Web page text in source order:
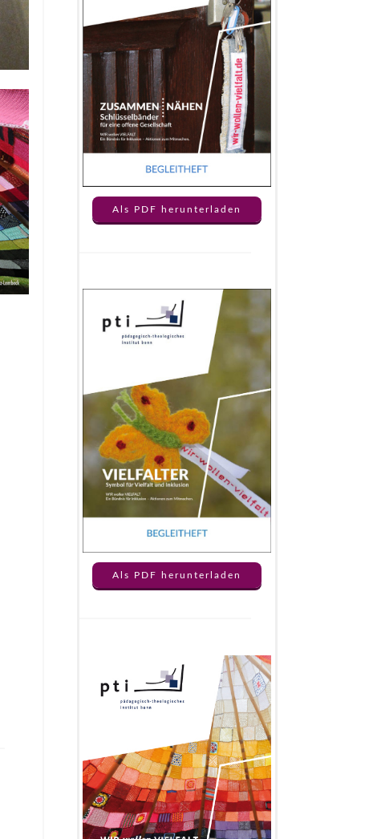
Als PDF herunterladen
Als PDF herunterladen